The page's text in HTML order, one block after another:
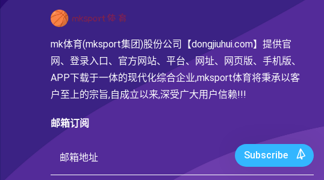
mk体育(mksport集团)股份公司【dongjiuhui.com】提供官
网、登录入口、官方网站、平台、网址、网页版、手机版、
APP下载于一体的现代化综合企业,mksport体育将秉承以客
户至上的宗旨,自成立以来,深受广大用户信赖!!!
邮箱订阅
Subscribe